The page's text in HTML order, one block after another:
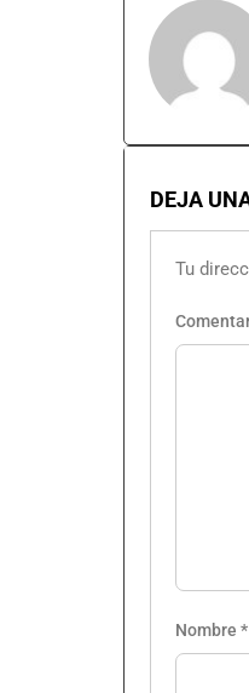
DEJA
Tu
Nombre *